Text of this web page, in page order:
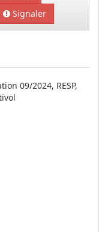
Signaler
09/2024, RESP,